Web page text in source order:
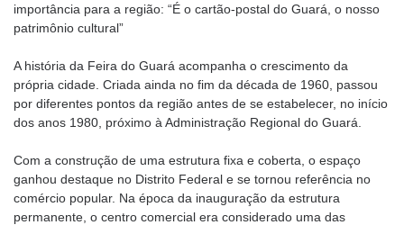
importância para a região: “É o cartão-postal do Guará, o nosso
patrimônio cultural”
A história da Feira do Guará acompanha o crescimento da
própria cidade. Criada ainda no fim da década de 1960, passou
por diferentes pontos da região antes de se estabelecer, no início
dos anos 1980, próximo à Administração Regional do Guará.
Com a construção de uma estrutura fixa e coberta, o espaço
ganhou destaque no Distrito Federal e se tornou referência no
comércio popular. Na época da inauguração da estrutura
permanente, o centro comercial era considerado uma das